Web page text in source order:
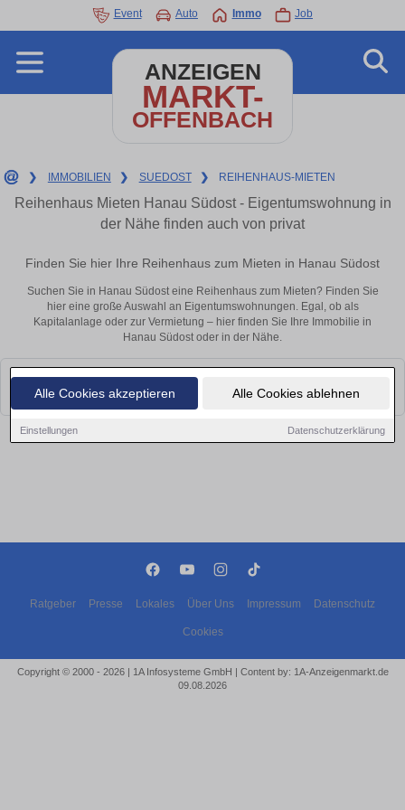
Alle Cookies akzeptieren Alle Cookies ablehnen
Einstellungen Datenschutzerklärung
Event Auto Immo Job
ANZEIGEN
MARKT-
OFFENBACH
❯ IMMOBILIEN ❯ SUEDOST ❯ REIHENHAUS-MIETEN
Reihenhaus Mieten Hanau Südost - Eigentumswohnung in
der Nähe finden auch von privat
Finden Sie hier Ihre Reihenhaus zum Mieten in Hanau Südost
Suchen Sie in Hanau Südost eine Reihenhaus zum Mieten? Finden Sie
hier eine große Auswahl an Eigentumswohnungen. Egal, ob als
Kapitalanlage oder zur Vermietung – hier finden Sie Ihre Immobilie in
Hanau Südost oder in der Nähe.
Leider konnten wir derzeit keine passenden Objekte finden. Schauen Sie
bald wieder vorbei!
Ratgeber Presse Lokales Über Uns Impressum Datenschutz
Cookies
Copyright © 2000 - 2026 | 1A Infosysteme GmbH | Content by: 1A-Anzeigenmarkt.de
09.08.2026